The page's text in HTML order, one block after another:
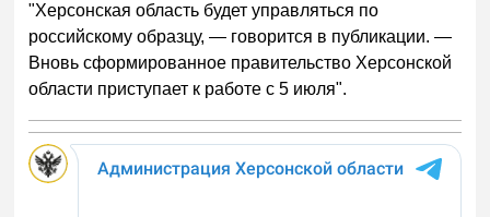
"Херсонская область будет управляться по
российскому образцу, — говорится в публикации. —
Вновь сформированное правительство Херсонской
области приступает к работе с 5 июля".